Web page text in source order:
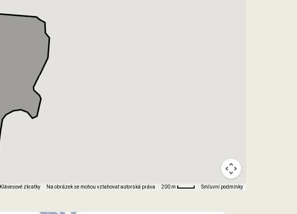
Klávesové zkratky Na obrázek se mohou vztahovat autorská práva 200 m Smluvní podmínky